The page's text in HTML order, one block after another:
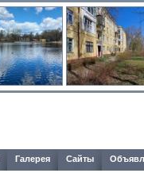
Галерея Сайты